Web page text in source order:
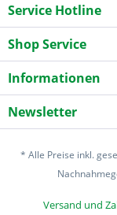
Service Hotline
Shop Service
Informationen
Newsletter
* Alle Preise inkl.
Versand und